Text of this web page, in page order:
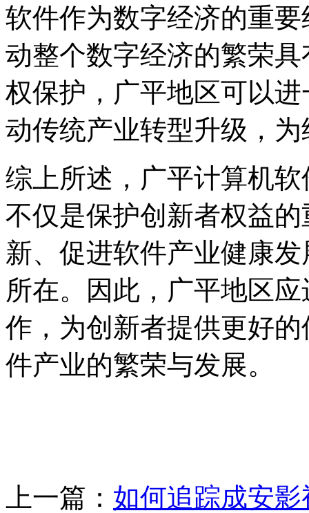
软件作为数字经济的重
动整个数字经济的繁荣
权保护，广平地区可以
动传统产业转型升级，
综上所述，广平计算机
不仅是保护创新者权益
新、促进软件产业健康
所在。因此，广平地区
作，为创新者提供更好
件产业的繁荣与发展。
上一篇： 如何追踪成安